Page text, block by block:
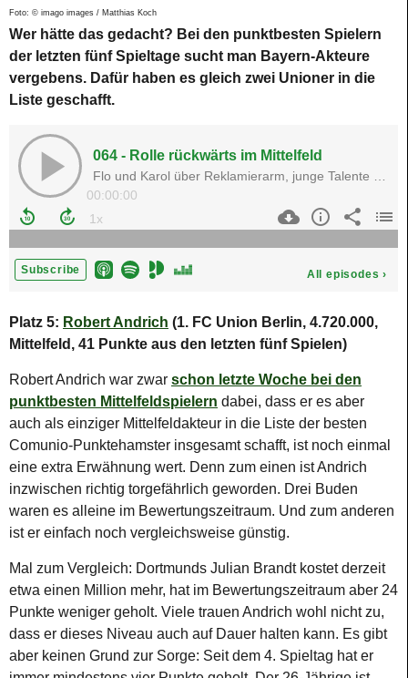
Foto: © imago images / Matthias Koch
Wer hätte das gedacht? Bei den punktbesten Spielern
der letzten fünf Spieltage sucht man Bayern-Akteure
vergebens. Dafür haben es gleich zwei Unioner in die
Liste geschafft.
Platz 5: Robert Andrich (1. FC Union Berlin, 4.720.000,
Mittelfeld, 41 Punkte aus den letzten fünf Spielen)
Robert Andrich war zwar schon letzte Woche bei den
punktbesten Mittelfeldspielern dabei, dass er es aber
auch als einziger Mittelfeldakteur in die Liste der besten
Comunio-Punktehamster insgesamt schafft, ist noch einmal
eine extra Erwähnung wert. Denn zum einen ist Andrich
inzwischen richtig torgefährlich geworden. Drei Buden
waren es alleine im Bewertungszeitraum. Und zum anderen
ist er einfach noch vergleichsweise günstig.
Mal zum Vergleich: Dortmunds Julian Brandt kostet derzeit
etwa einen Million mehr, hat im Bewertungszeitraum aber 24
Punkte weniger geholt. Viele trauen Andrich wohl nicht zu,
dass er dieses Niveau auch auf Dauer halten kann. Es gibt
aber keinen Grund zur Sorge: Seit dem 4. Spieltag hat er